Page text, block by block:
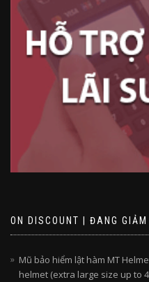
ON DISCOUNT | ĐANG
Mũ bảo hiểm lật hàm MT
helmet (extra large size up to